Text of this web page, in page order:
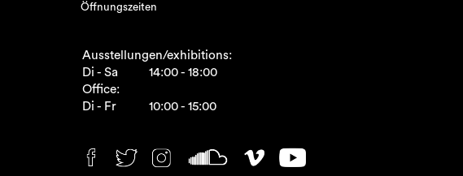
Öffnungszeiten
Ausstellungen/exhibitions:
Di - Sa
14:00 - 18:00
Office:
Di - Fr
10:00 - 15:00